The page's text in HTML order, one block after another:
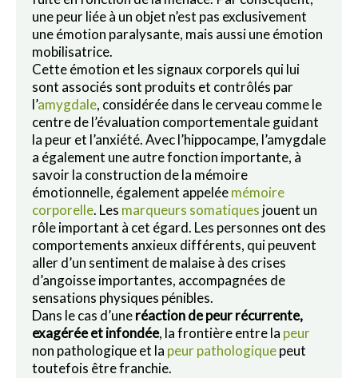
une peur liée à un objet n’est pas exclusivement
une émotion paralysante, mais aussi une émotion
mobilisatrice.
Cette émotion et les signaux corporels qui lui
sont associés sont produits et contrôlés par
l’amygdale, considérée dans le cerveau comme le
centre de l’évaluation comportementale guidant
la peur et l’anxiété. Avec l’hippocampe, l’amygdale
a également une autre fonction importante, à
savoir la construction de la mémoire
émotionnelle, également appeléemémoire
corporelle. Les marqueurs somatiques jouent un
rôle important à cet égard. Les personnes ont des
comportements anxieux différents, qui peuvent
aller d’un sentiment de malaise à des crises
d’angoisse importantes, accompagnées de
sensations physiques pénibles.
Dans le cas d’uneréaction de peur récurrente,
exagérée et infondée, la frontière entre la peur
non pathologique et la peur pathologiquepeut
toutefois être franchie.